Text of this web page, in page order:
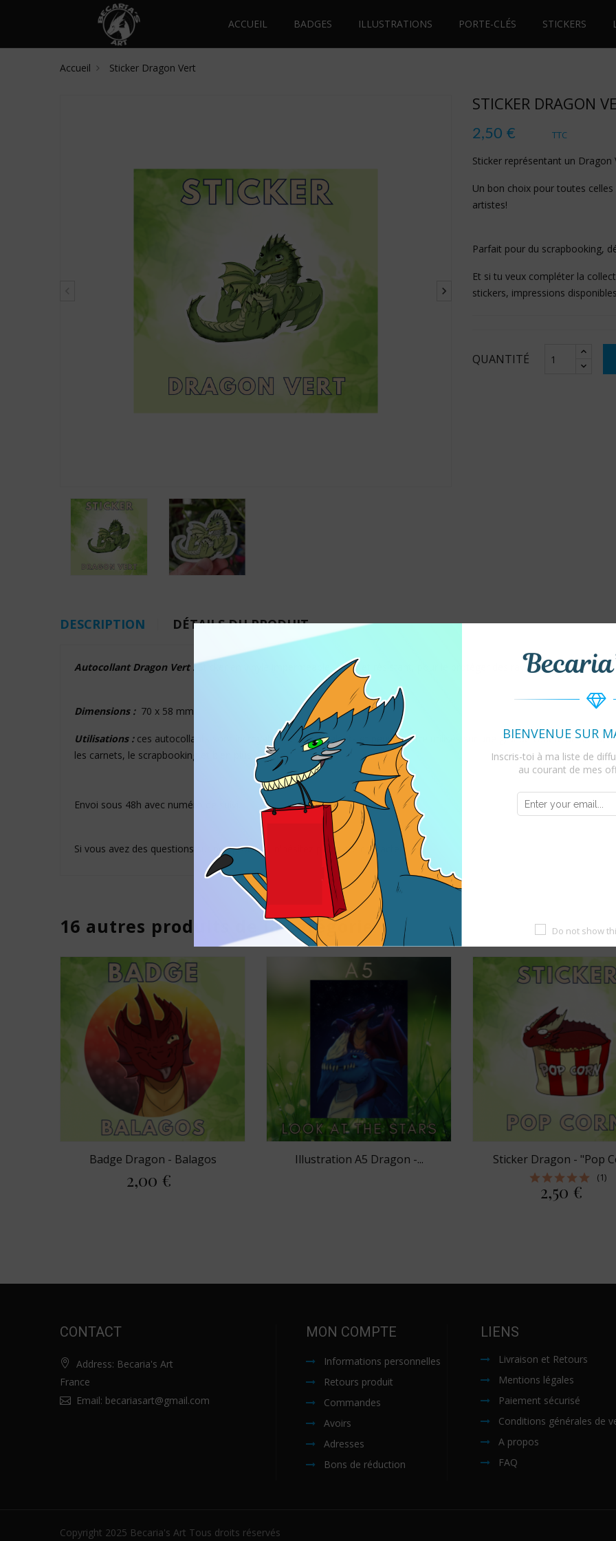
ACCUEIL BADGES ILLUSTRATIONS PORTE-CLÉS STICKERS
Accueil Sticker Dragon Vert
STICKER DRAGON
2,50 € TTC
Sticker représentant un Dragon
Un bon choix pour toutes
artistes!
Parfait pour du scrapbooking,
Et si tu veux compléter la
stickers, impressions
QUANTITÉ
DESCRIPTION DÉTAILS DU PRODUIT
Autocollant Dragon Vert :Sticker en vinyle imperméable, épais et résistant, pour le protéger des rayures, du soleil et de
Dimensions :70 x 58 mm
Utilisations :ces autocollants sont incroyablement polyvalents et peuvent être utilisés sur une grande variété de
les carnets, le scrapbooking et bien plus encore.
Envoi sous 48h avec numéro de suivi.
Si vous avez des questions sur nos produits, n'hésitez pas à me contacter !
16 autres produits de la catégorie
Badge Dragon - Balagos
2,00 €
Illustration A5 Dragon -... Sticker Dragon - "Pop
(1)
2,50 €
CONTACT
Address: Becaria's Art
France
Email: becariasart@gmail.com
MON COMPTE
Informations personnelles
Retours produit
Commandes
Avoirs
Adresses
Bons de réduction
LIENS
Livraison et Retours
Mentions légales
Paiement sécurisé
Conditions générales de
A propos
FAQ
BIENVENUE SUR
Inscris-toi à ma liste de
au courant de mes
Do not show
Copyright 2025 Becaria's Art Tous droits réservés